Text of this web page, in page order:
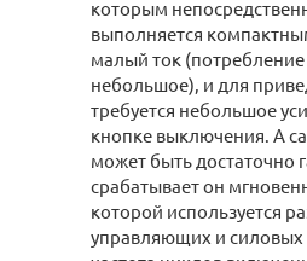
которым
выполняется
малый ток
небольшое), и для
требуется небольшое
кнопке выключения. А
может быть достаточно
срабатывает он
которой используется
управляющих и